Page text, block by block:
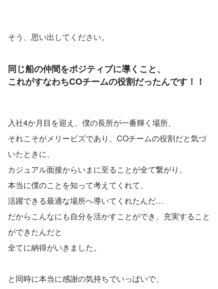
そう、思い出してください。
同じ船の仲間をポジティブに導くこと、
これがすなわちCOチームの役割だったんです！！
入社4か月目を迎え、僕の長所が一番輝く場所、
それこそがメリービズであり、COチームの役割だと気づ
いたときに、
カジュアル面接からいまに至ることが全て繋がり、
本当に僕のことを知って考えてくれて、
活躍できる最適な場所へ導いてくれたんだ…
だからこんなにも自分を活かすことができ、充実すること
ができたんだと
全てに納得がいきました。
と同時に本当に感謝の気持ちでいっぱいで、